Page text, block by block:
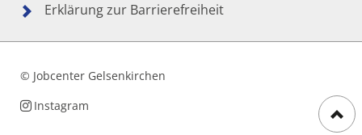
Erklärung zur Barrierefreiheit
© Jobcenter Gelsenkirchen
Navigation
Instagram